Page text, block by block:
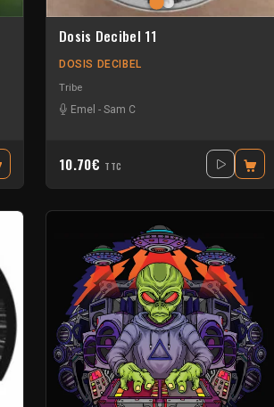
Dosis Decibel 11
DOSIS DECIBEL
Tribe
Emel - Sam C
10.70€ TTC